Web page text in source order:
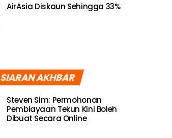
AirAsia Diskaun Sehingga 33%
SIARAN AKHBAR
Steven Sim: Permohonan
Pembiayaan Tekun Kini Boleh
Dibuat Secara Online